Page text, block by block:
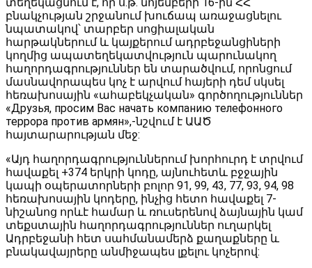
բնակչության շրջանում խուճապ առաջացնելու
նպատակով՝ տարբեր սոցիալական
հարթակներում և կայքերում ադրբեջանցիների
կողմից ապատեղեկատվություն պարունակող
հաղորդագրություններ են տարածվում, որոնցում
մասնավորապես կոչ է արվում հայերի դեմ սկսել
հեռախոսային «ահաբեկչական» գործողություններ
«Друзья, просим Вас начать компанию телефонного
террора против армян»,-նշվում է ԱԱԾ
հայտարարության մեջ:
«Այդ հաղորդագրություններում խորհուրդ է տրվում
հավաքել +374 երկրի կոդը, այնուհետև բջջային
կապի օպերատորների բոլոր 91, 99, 43, 77, 93, 94, 98
հեռախոսային կոդերը, ինչից հետո հավաքել 7-
նիշանոց որևէ համար և ռուսերենով ձայնային կամ
տեքստային հաղորդագրություններ ուղարկել
Ադրբեջանի հետ սահմանամերձ քաղաքները և
բնակավայրերը անմիջապես լքելու կոչերով: